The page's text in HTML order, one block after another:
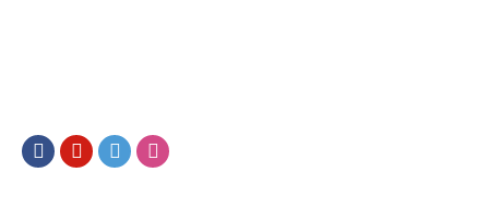
FacebookYoutubeTwitter